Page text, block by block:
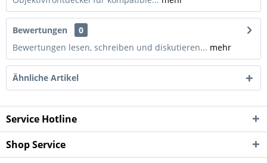
Bewertungen
0
Bewertungen lesen, schreiben und diskutieren... mehr
Ähnliche Artikel
Service Hotline
Shop Service